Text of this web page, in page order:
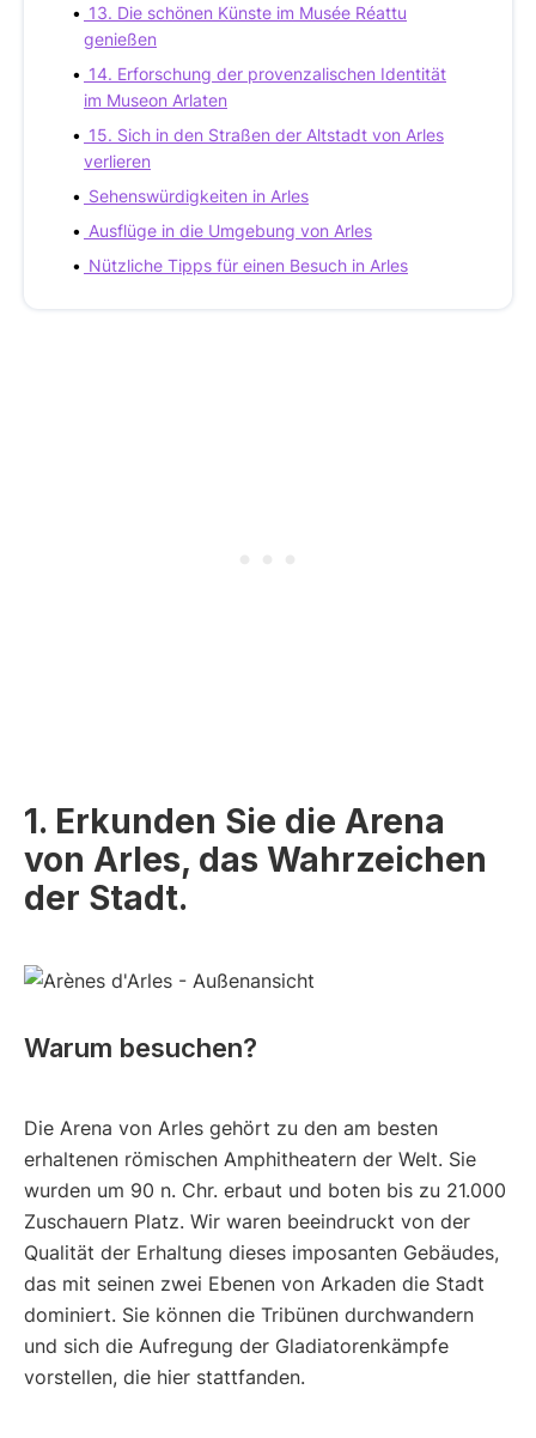
13. Die schönen Künste im Musée Réattu
genießen
14. Erforschung der provenzalischen Identität
im Museon Arlaten
15. Sich in den Straßen der Altstadt von Arles
verlieren
Sehenswürdigkeiten in Arles
Ausflüge in die Umgebung von Arles
Nützliche Tipps für einen Besuch in Arles
1. Erkunden Sie die Arena
von Arles, das Wahrzeichen
der Stadt.
Warum besuchen?
Die Arena von Arles gehört zu den am besten
erhaltenen römischen Amphitheatern der Welt. Sie
wurden um 90 n. Chr. erbaut und boten bis zu 21.000
Zuschauern Platz. Wir waren beeindruckt von der
Qualität der Erhaltung dieses imposanten Gebäudes,
das mit seinen zwei Ebenen von Arkaden die Stadt
dominiert. Sie können die Tribünen durchwandern
und sich die Aufregung der Gladiatorenkämpfe
vorstellen, die hier stattfanden.